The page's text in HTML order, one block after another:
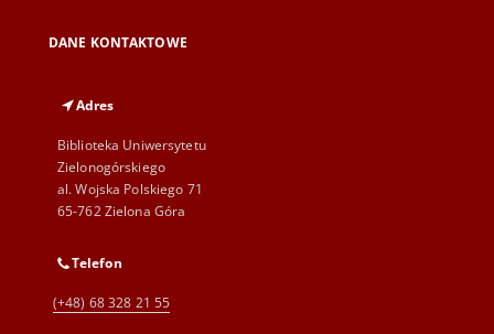
DANE KONTAKTOWE
Adres
Biblioteka Uniwersytetu
Zielonogórskiego
al. Wojska Polskiego 71
65-762 Zielona Góra
Telefon
(+48) 68 328 21 55